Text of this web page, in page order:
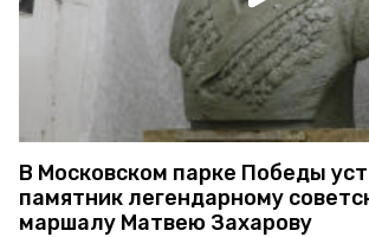
В Московском парке Победы
памятник легендарному
маршалу Матвею Захарову